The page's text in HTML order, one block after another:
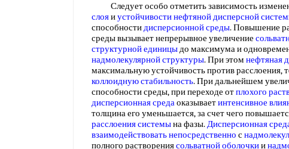
Следует особо отметить зависимость
слояиустойчивости нефтяной дисперсной
способностидисперсионной среды. Повышение
среды вызывает непрерывное увеличение
структурной единицыдо максимума и
надмолекулярной структуры. При этом нефтяная
максимальную устойчивость против расслоения,
коллоидную стабильность. При дальнейшем
способности среды, при переходе отплохого
дисперсионная средаоказываетинтенсивное
толщина его уменьшается, за счет чего
расслоения системына фазы.Дисперсионная
взаимодействовать непосредственно с
полного растворениясольватной оболочкии